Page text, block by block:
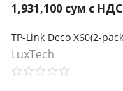
1,931,100 сум с НДС
LuxTech